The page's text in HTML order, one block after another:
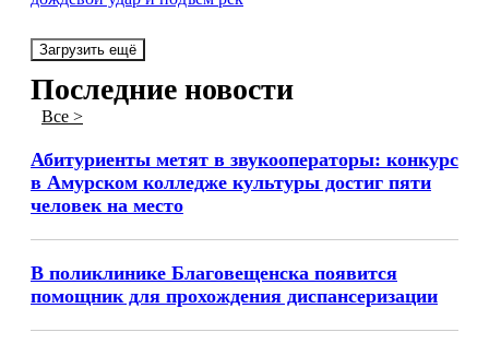
Загрузить ещё
Последние новости
Все >
Абитуриенты метят в звукооператоры: конкурс
в Амурском колледже культуры достиг пяти
человек на место
В поликлинике Благовещенска появится
помощник для прохождения диспансеризации